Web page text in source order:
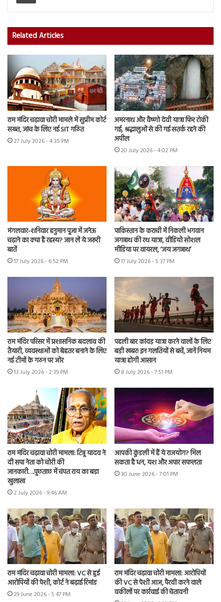
Related Articles
राम मंदिर चढ़ावा चोरी मामले में सुप्रीम कोर्ट
सख्त, जांच के लिए नई SIT गठित
27 July 2026 - 4:35 PM
अमरनाथ और वैष्णो देवी यात्रा फिर रोकी
गई, श्रद्धालुओं से की गई सतर्क रहने की
अपील
20 July 2026 - 4:02 PM
मंगलवार-शनिवार हनुमान पूजा में जनेऊ
चढ़ाने का क्या है रहस्य? जान लें ये जरूरी
बातें
17 July 2026 - 6:52 PM
पाकिस्तान के कराची में निकली भगवान
जगन्नाथ की रथ यात्रा, वीडियो सोशल
मीडिया पर वायरल, ‘जय जगन्नाथ’
17 July 2026 - 5:37 PM
राम मंदिर परिसर में प्रशासनिक बदलाव की
तैयारी, व्यवस्थाओं को बेहतर बनाने के लिए
नई टीमों के गठन पर जोर
13 July 2026 - 2:39 PM
पहली बार कांवड़ यात्रा करने वालों के लिए
बड़ी खबर! इन गलतियों से बचें, जानें नियम
यात्रा होगी आसान
8 July 2026 - 7:51 PM
राम मंदिर चढ़ावा चोरी मामला: टिन्नू यादव ने
दी सपा नेता को चोरी की
जानकारी….पूछताछ में चंपत राय का बड़ा
खुलासा
2 July 2026 - 9:46 AM
आपकी कुंडली में हैं ये राजयोग? मिल
सकता है धन, यश और अपार सफलता
30 June 2026 - 7:01 PM
राम मंदिर चढ़ावा चोरी मामला: VC से हुई
आरोपियों की पेशी, कोर्ट ने बढ़ाई रिमांड
29 June 2026 - 5:47 PM
राम मंदिर चढ़ावा चोरी मामला: आरोपियों
की VC से पेशी आज, पैरवी करने वाले
वकीलों पर कार्रवाई की चेतावनी